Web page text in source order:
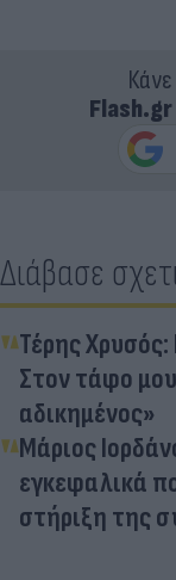
Flash.gr
Διάβασε
Τέρης
Στον τάφο
αδικημένος»
Μάριος
εγκεφαλικά
στήριξη της